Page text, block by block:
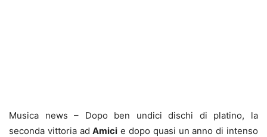
Musica news – Dopo ben undici dischi di platino, la
seconda vittoria adAmici e dopo quasi un anno di intenso